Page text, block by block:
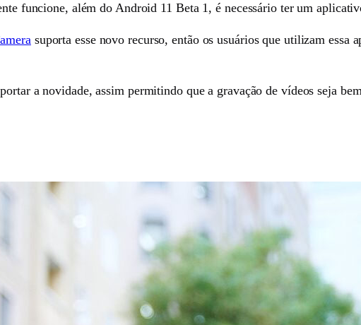
funcione, além do Android 11 Beta 1, é necessário ter um
suporta esse novo recurso, então os usuários que utilizam essa
a novidade, assim permitindo que a gravação de vídeos seja